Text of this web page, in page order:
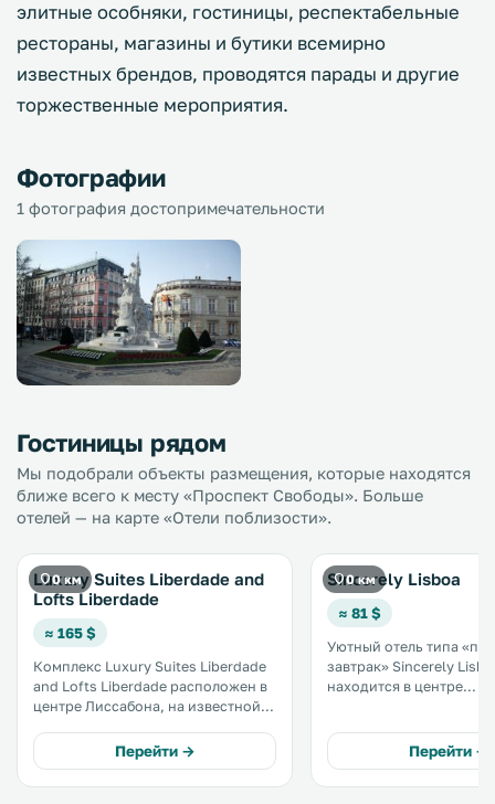
элитные особняки, гостиницы, респектабельные
рестораны, магазины и бутики всемирно
известных брендов, проводятся парады и другие
торжественные мероприятия.
Фотографии
1 фотография достопримечательности
Гостиницы рядом
Мы подобрали объекты размещения, которые находятся
ближе всего к месту «Проспект Свободы». Больше
отелей — на карте «Отели поблизости».
0 км
Luxury Suites Liberdade and
Lofts Liberdade
≈ 165 $
Комплекс Luxury Suites Liberdade
and Lofts Liberdade расположен в
центре Лиссабона, на известной
среди высококлассных магазинов.
К услугам гостей роскошные и
уютные апартаменты, в которых
Перейти →
0 км
Sincerely Lisboa
≈ 81 $
Уютный отель типа
завтрак» Sincerely
находится в центре
подается домашний
вашем распоряжении
WiFi. .
Перейти →